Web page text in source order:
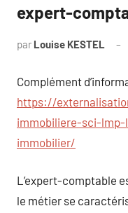
expert-
par Louise KESTEL
Complément
https://
immobiliere-sci-
immobilier/
L’expert-comptable
le métier se